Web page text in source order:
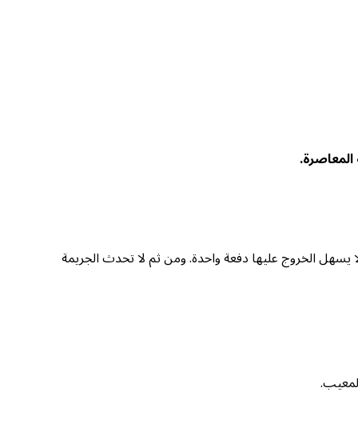
.
يسهل الخروج عليها دفعة واحدة. ومن ثم لا تحدث الجريمة